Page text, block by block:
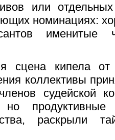
или
номинациях:
сцена кипела
коллективы
судейской
продуктивные
раскрыли